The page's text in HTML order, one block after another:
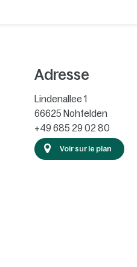
Adresse
Lindenallee 1
66625 Nohfelden
+49 685 29 02 80
Voir sur le plan